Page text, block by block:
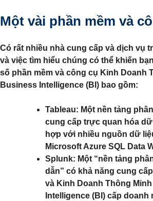
Một vài phần mềm và
Có rất nhiều nhà cung cấp và dịch vụ
và việc tìm hiểu chúng có thể khiến
số phần mềm và công cụ Kinh Doanh
Business Intelligence (BI) bao gồm:
Tableau: Một nền tảng
cung cấp trực quan hóa
hợp với nhiều nguồn dữ
Microsoft Azure SQL Data
Splunk: Một “nền tảng
dẫn” có khả năng cung
và Kinh Doanh Thông
Intelligence (BI) cấp doanh